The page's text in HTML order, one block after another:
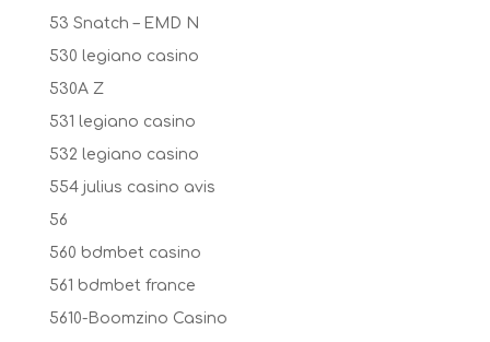
53 Snatch – EMD N
530 legiano casino
530A Z
531 legiano casino
532 legiano casino
554 julius casino avis
56
560 bdmbet casino
561 bdmbet france
5610-Boomzino Casino